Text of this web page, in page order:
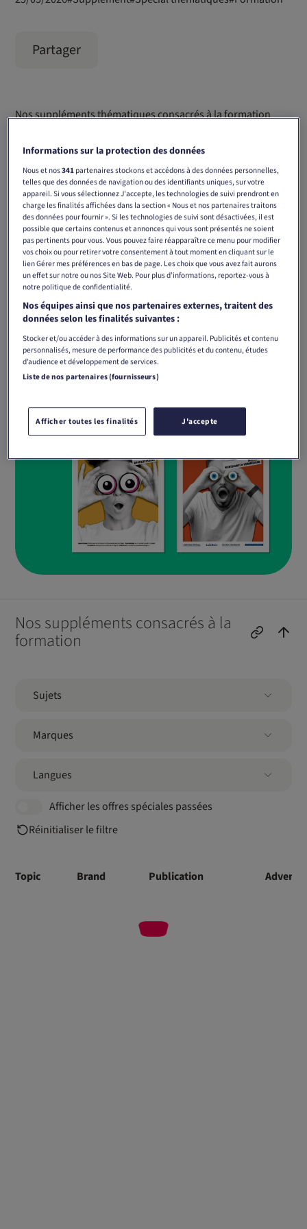
Partager
Nos suppléments thématiques consacrés à la formation
professionnels et les offres de formation continue dans un
environnement rédactionnel de qualité à forte visibilité.
Positionnez votre marque là où les lecteurs recherchent
activement des orientations, des connaissances et de
nouvelles perspectives, de manière crédible, pertinente et
dans un contexte adapté.
Vous trouverez plus d’informations dans les factsheets de
chaque édition.
Nos suppléments consacrés à la
formation
Sujets
Marques
Langues
Afficher les offres spéciales passées
Réinitialiser le filtre
Topic Brand Publication
Informations sur la protection des données
Nous et nos341partenaires stockons et accédons à des données personnelles,
telles que des données de navigation ou des identifiants uniques, sur votre
appareil. Si vous sélectionnez J'accepte, les technologies de suivi prendront en
charge les finalités affichées dans la section « Nous et nos partenaires traitons
des données pour fournir ». Si les technologies de suivi sont désactivées, il est
possible que certains contenus et annonces qui vous sont présentés ne soient
pas pertinents pour vous. Vous pouvez faire réapparaître ce menu pour modifier
vos choix ou pour retirer votre consentement à tout moment en cliquant sur le
lien Gérer mes préférences en bas de page. Les choix que vous avez fait aurons
un effet sur notre ou nos Site Web. Pour plus d’informations, reportez-vous à
notre politique de confidentialité.
Nos équipes ainsi que nos partenaires externes, traitent des
données selon les finalités suivantes :
Stocker et/ou accéder à des informations sur un appareil. Publicités et contenu
personnalisés, mesure de performance des publicités et du contenu, études
d’audience et développement de services.
Liste de nos partenaires (fournisseurs)
Afficher toutes les finalités J'accepte